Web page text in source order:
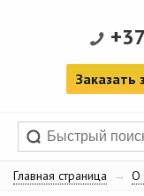
Заказать
Главная страница → О